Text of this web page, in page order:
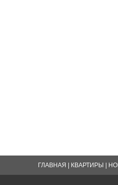
ГЛАВНАЯ КВАРТИРЫ